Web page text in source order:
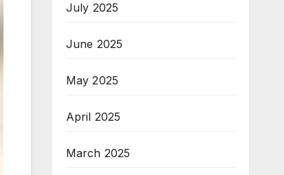
July 2025
June 2025
May 2025
April 2025
March 2025